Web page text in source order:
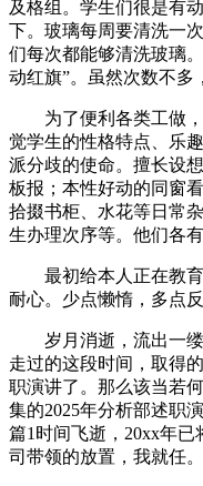
及格组。学生们很是有
下。玻璃每周要清洗一
们每次都能够清洗玻璃
动红旗”。虽然次数不多
为了便利各类工做，
觉学生的性格特点、乐
派分歧的使命。擅长设
板报；本性好动的同窗
拾掇书柜、水花等日常
生办理次序等。他们各
最初给本人正在教育
耐心。少点懒惰，多点
岁月消逝，流出一缕
走过的这段时间，取得
职演讲了。那么该当若
集的2025年分析部述职
篇1时间飞逝，20xx年
司带领的放置，我就任。